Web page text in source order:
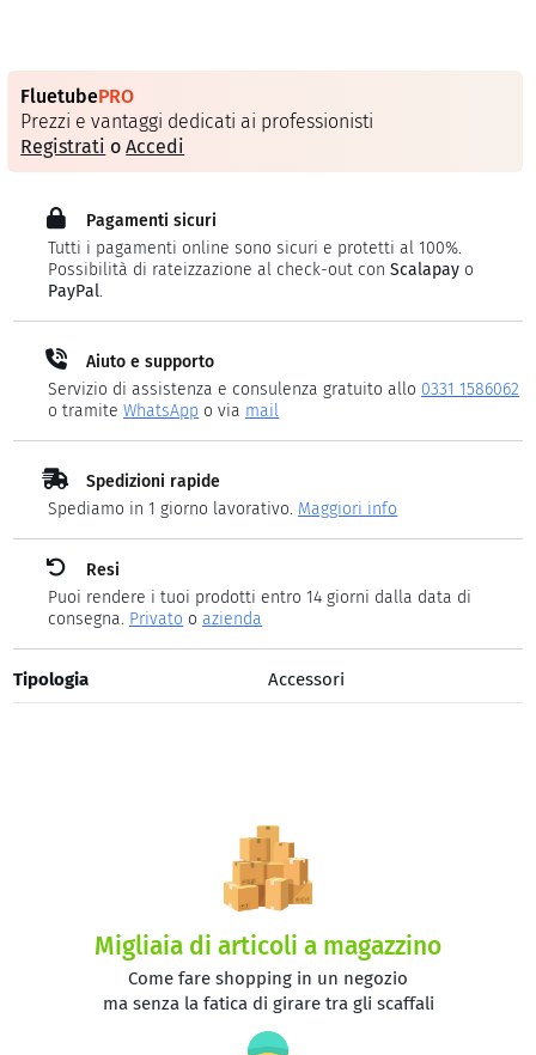
FluetubePRO
Prezzi e vantaggi dedicati ai professionisti
Registrati oAccedi
Pagamenti sicuri
Tutti i pagamenti online sono sicuri e protetti al 100%.
Possibilità di rateizzazione al check-out conScalapay o
PayPal.
Aiuto e supporto
Servizio di assistenza e consulenza gratuito allo 0331 1586062
o tramiteWhatsApp o via mail
Spedizioni rapide
Spediamo in 1 giorno lavorativo. Maggiori info
Resi
Puoi rendere i tuoi prodotti entro 14 giorni dalla data di
consegna. Privato oazienda
Tipologia Accessori
Migliaia di articoli a magazzino
Come fare shopping in un negozio
ma senza la fatica di girare tra gli scaffali